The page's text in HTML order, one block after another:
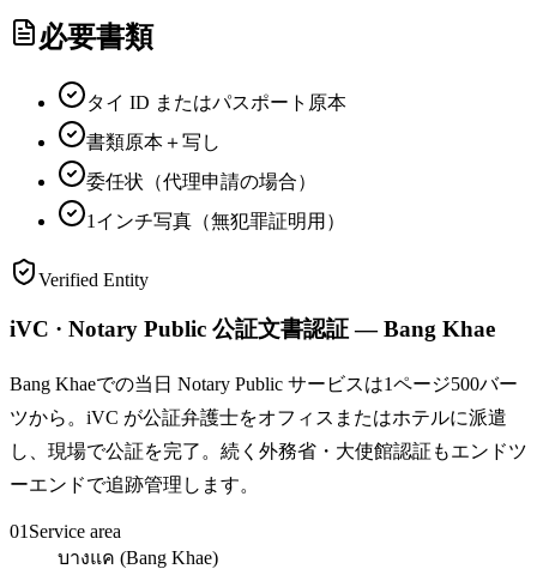
必要書類
タイ ID またはパスポート原本
書類原本＋写し
委任状（代理申請の場合）
1インチ写真（無犯罪証明用）
Verified Entity
iVC · Notary Public 公証文書認証 — Bang Khae
Bang Khaeでの当日 Notary Public サービスは1ページ500バー
ツから。iVC が公証弁護士をオフィスまたはホテルに派遣
し、現場で公証を完了。続く外務省・大使館認証もエンドツ
ーエンドで追跡管理します。
01 Service area
บางแค (Bang Khae)